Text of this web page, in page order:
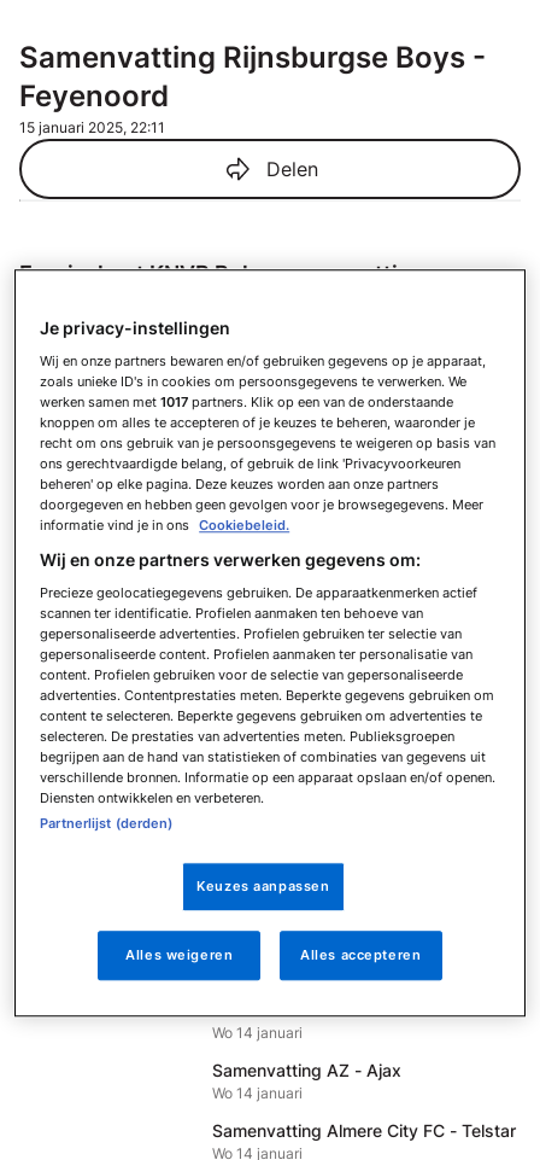
Samenvatting Rijnsburgse Boys -
Feyenoord
15 januari 2025, 22:11
Delen
Eurojackpot KNVB Beker samenvattingen
Zo 19 april
Samenvatting AZ - Telstar
Wo 4 maart
Samenvatting N.E.C. - PSV
Di 3 maart
Samenvatting Telstar - Go Ahead
Eagles
Wo 4 februari
Samenvatting N.E.C. - FC Volendam
Wo 4 februari
Samenvatting AZ - FC Twente
Di 3 februari
Samenvatting De Treffers - N.E.C.
Di 20 januari
Do 15 januari
Waalwijk
Do 15 januari
Samenvatting Go Ahead Eagles -
Wo 14 januari
Samenvatting AZ - Ajax
Wo 14 januari
Samenvatting Almere City FC - Telstar
Wo 14 januari
Je privacy-instellingen
Wij en onze partners bewaren en/of gebruiken gegevens op je apparaat,
zoals unieke ID's in cookies om persoonsgegevens te verwerken. We
werken samen met1017 partners. Klik op een van de onderstaande
knoppen om alles te accepteren of je keuzes te beheren, waaronder je
recht om ons gebruik van je persoonsgegevens te weigeren op basis van
ons gerechtvaardigde belang, of gebruik de link 'Privacyvoorkeuren
beheren' op elke pagina. Deze keuzes worden aan onze partners
doorgegeven en hebben geen gevolgen voor je browsegegevens. Meer
informatie vind je in ons Cookiebeleid.
Wij en onze partners verwerken gegevens om:
Precieze geolocatiegegevens gebruiken. De apparaatkenmerken actief
scannen ter identificatie. Profielen aanmaken ten behoeve van
gepersonaliseerde advertenties. Profielen gebruiken ter selectie van
gepersonaliseerde content. Profielen aanmaken ter personalisatie van
content. Profielen gebruiken voor de selectie van gepersonaliseerde
advertenties. Contentprestaties meten. Beperkte gegevens gebruiken om
content te selecteren. Beperkte gegevens gebruiken om advertenties te
selecteren. De prestaties van advertenties meten. Publieksgroepen
begrijpen aan de hand van statistieken of combinaties van gegevens uit
verschillende bronnen. Informatie op een apparaat opslaan en/of openen.
Diensten ontwikkelen en verbeteren.
Partnerlijst (derden)
Keuzes aanpassen
Alles weigeren Alles accepteren